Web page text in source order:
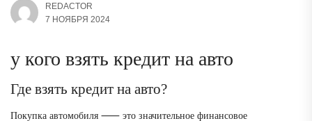
REDACTOR
7 НОЯБРЯ 2024
у кого взять кредит на авто
Где взять кредит на авто?
Покупка автомобиля ⸺ это значительное финансовое